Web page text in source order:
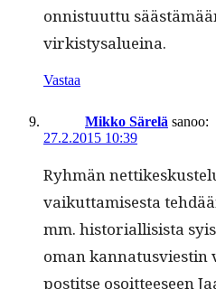
onnis­tu­ut­tu
virkistysalueina.
Vastaa
Mikko Särelä sanoo:
27.2.2015 10:39
Ryh­män
vaikut­tamis­es­ta
mm. his­to­ri­al­li­sista
oman kan­na­tusvi­estin
pos­titse osoit­teeseen